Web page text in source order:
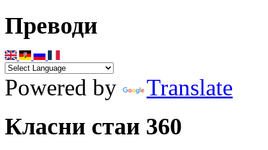
Преводи
Powered by Translate
Класни стаи 360